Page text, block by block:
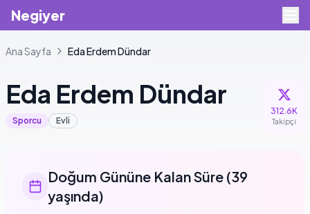
Negiyer
Ana Sayfa EdaErdem Dündar
Eda Erdem Dündar
Sporcu Evli
312.6K
Takipçi
Doğum Gününe Kalan Süre (39
yaşında)